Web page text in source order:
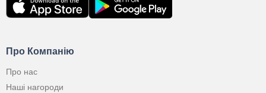
Про Компанію
Про нас
Наші нагороди